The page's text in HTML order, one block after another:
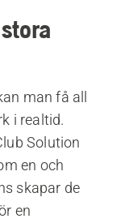
man få all
i realtid.
Solution
en och
skapar de
en